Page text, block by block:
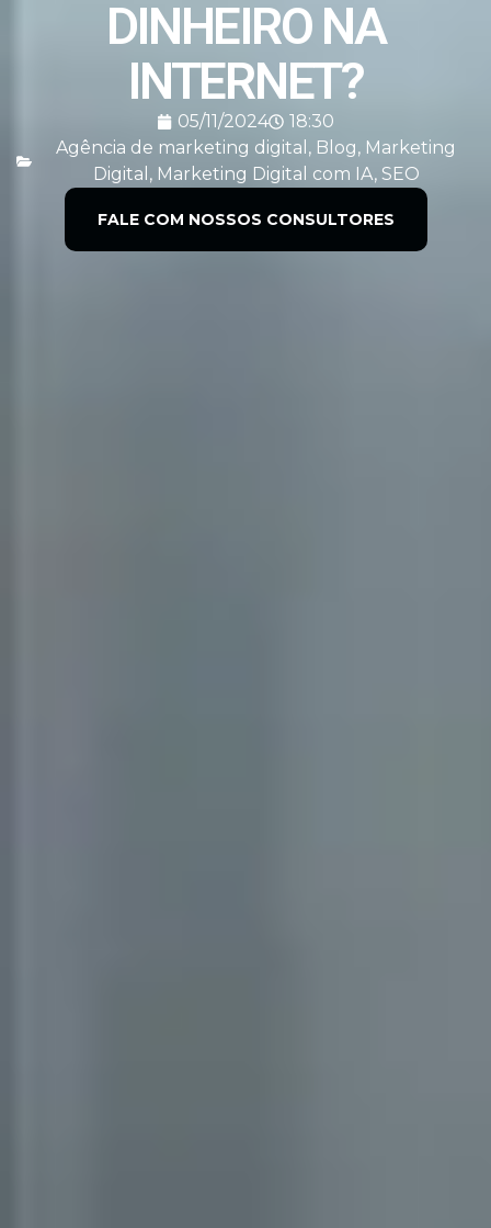
DINHEIRO NA
INTERNET?
05/11/2024
18:30
Agência de marketing digital , Blog, Marketing
Digital , Marketing Digital com IA, SEO
FALE COM NOSSOS CONSULTORES